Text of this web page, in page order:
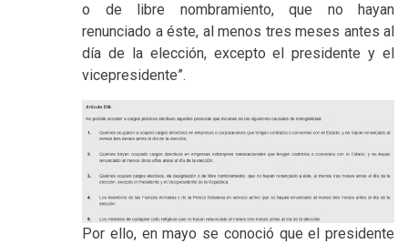
o de libre nombramiento, que no hayan
renunciado a éste, al menos tres meses antes al
día de la elección, excepto el presidente y el
vicepresidente”.
Por ello, en mayo se conoció que el presidente